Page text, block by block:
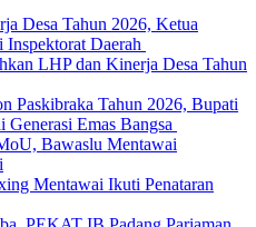
Desa Tahun 2026, Ketua
Daerah
LHP dan Kinerja Desa Tahun
Paskibraka Tahun 2026, Bupati
Emas Bangsa
Bawaslu Mentawai
Mentawai Ikuti Penataran